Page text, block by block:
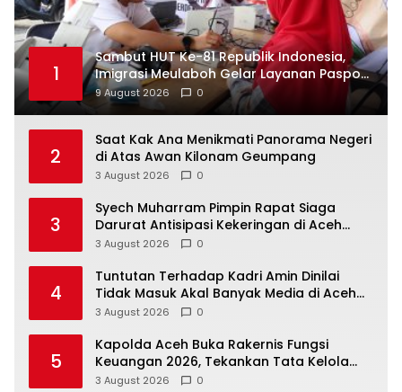
1
Sambut HUT Ke-81 Republik Indonesia,
Imigrasi Meulaboh Gelar Layanan Paspor
Akhir Pekan
9 August 2026 0
2
Saat Kak Ana Menikmati Panorama Negeri
di Atas Awan Kilonam Geumpang
3 August 2026 0
3
Syech Muharram Pimpin Rapat Siaga
Darurat Antisipasi Kekeringan di Aceh
Besar
3 August 2026 0
4
Tuntutan Terhadap Kadri Amin Dinilai
Tidak Masuk Akal Banyak Media di Aceh
Berpotensi Jadi Korban Selanjutnya
3 August 2026 0
5
Kapolda Aceh Buka Rakernis Fungsi
Keuangan 2026, Tekankan Tata Kelola
Anggaran yang Profesional dan
3 August 2026 0